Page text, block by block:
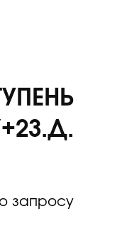
запросу